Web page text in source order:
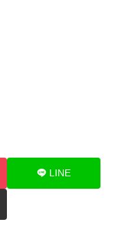
LINE